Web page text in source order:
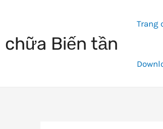
chữa Biến tần
Trang